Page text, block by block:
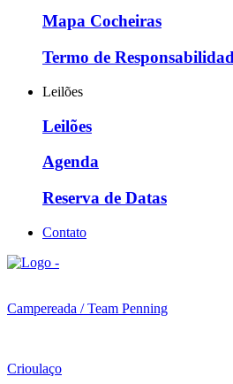
Mapa Cocheiras
Termo de
Leilões
Leilões
Agenda
Reserva de Datas
Contato
Campereada / Team Penning
Crioulaço